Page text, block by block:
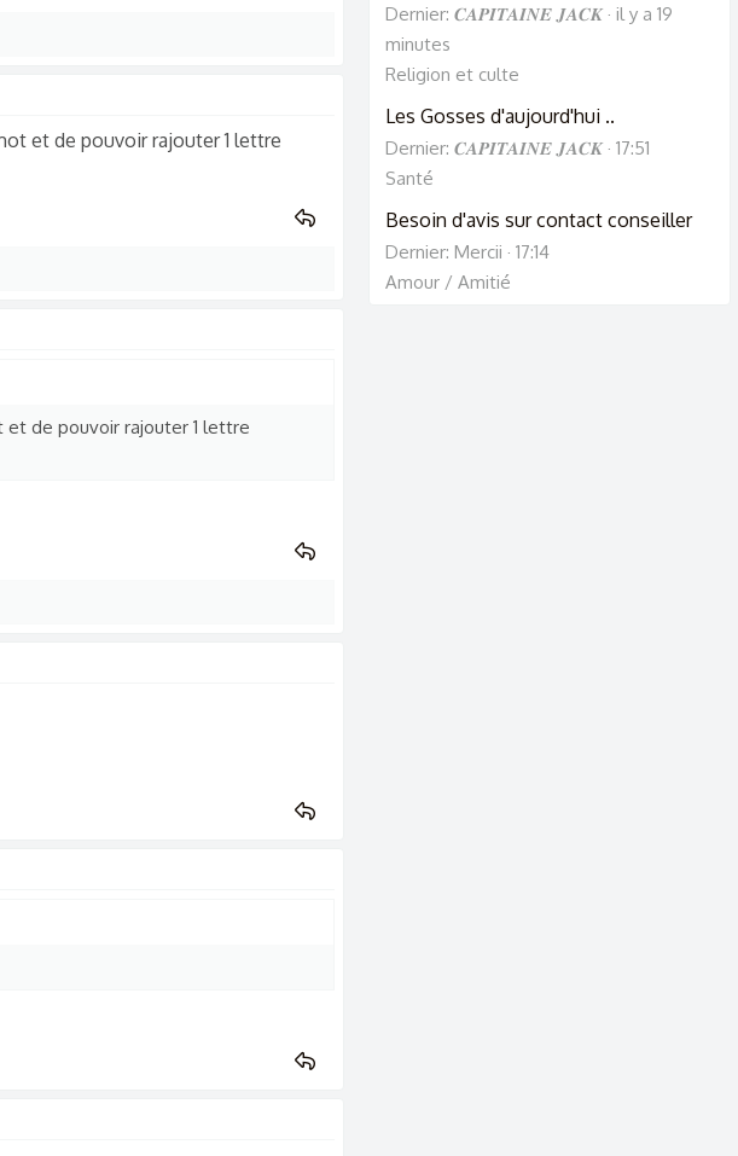
et de pouvoir rajouter 1 lettre
et de pouvoir rajouter 1 lettre
Dernier: 𝑪𝑨𝑷𝑰𝑻𝑨𝑰𝑵𝑬 𝑱𝑨𝑪𝑲 il y a 19
minutes
Religion et culte
Les Gosses d'aujourd'hui ..
Dernier: 𝑪𝑨𝑷𝑰𝑻𝑨𝑰𝑵𝑬 𝑱𝑨𝑪𝑲 17:51
Santé
Besoin d'avis sur contact conseiller
Dernier: Mercii
17:14
Amour / Amitié